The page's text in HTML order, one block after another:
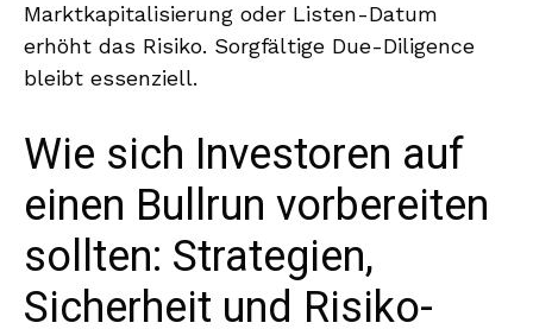
Marktkapitalisierung oder Listen-Datum
erhöht das Risiko. Sorgfältige Due-Diligence
bleibt essenziell.
Wie sich Investoren auf
einen Bullrun vorbereiten
sollten: Strategien,
Sicherheit und Risiko-